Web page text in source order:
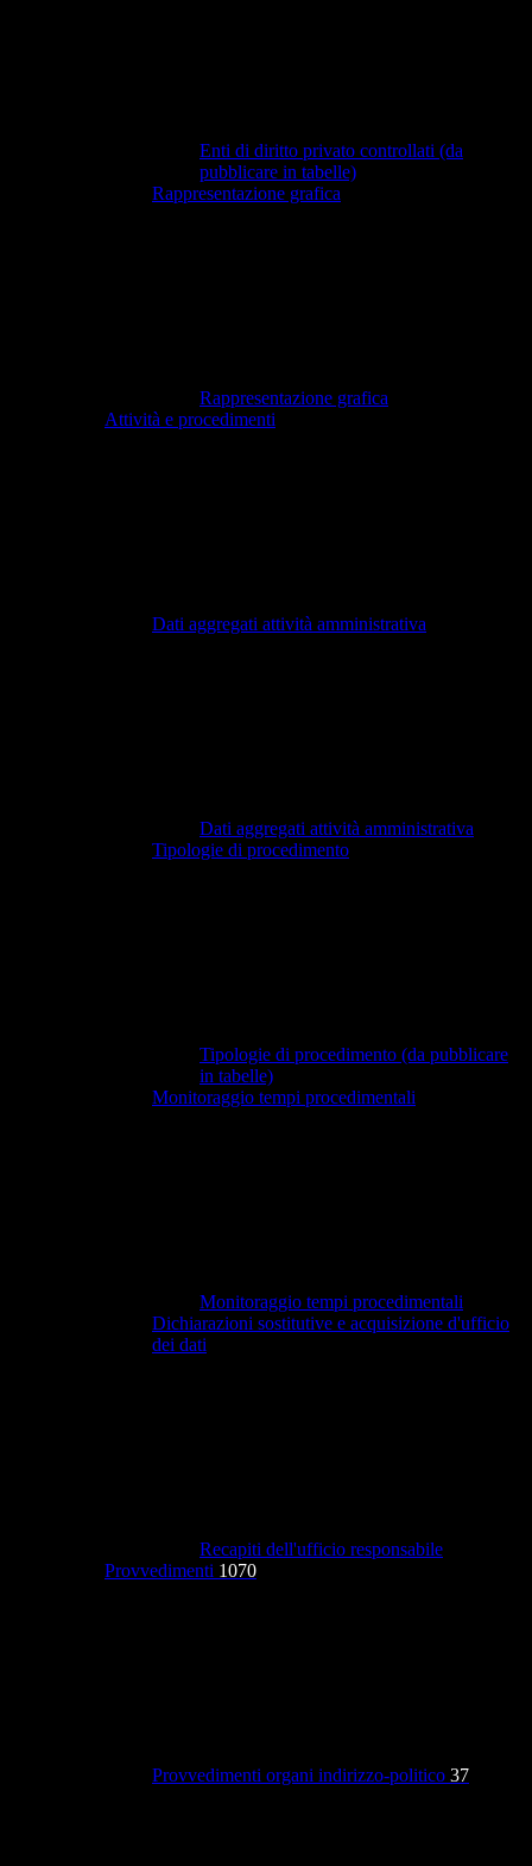
Enti di diritto privato controllati (da
pubblicare in tabelle)
Rappresentazione grafica
Rappresentazione grafica
Attività e procedimenti
Dati aggregati attività amministrativa
Dati aggregati attività amministrativa
Tipologie di procedimento
Tipologie di procedimento (da pubblicare
in tabelle)
Monitoraggio tempi procedimentali
Monitoraggio tempi procedimentali
Dichiarazioni sostitutive e acquisizione d'ufficio
dei dati
Recapiti dell'ufficio responsabile
Provvedimenti 1070
Provvedimenti organi indirizzo-politico 37